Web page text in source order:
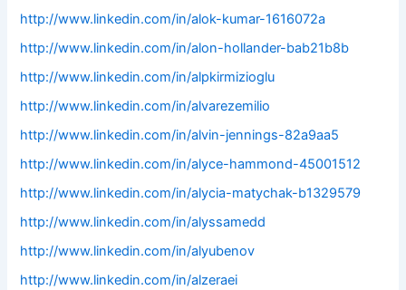
http://www.linkedin.com/in/alok-kumar-1616072a
http://www.linkedin.com/in/alon-hollander-bab21b8b
http://www.linkedin.com/in/alpkirmizioglu
http://www.linkedin.com/in/alvarezemilio
http://www.linkedin.com/in/alvin-jennings-82a9aa5
http://www.linkedin.com/in/alyce-hammond-45001512
http://www.linkedin.com/in/alycia-matychak-b1329579
http://www.linkedin.com/in/alyssamedd
http://www.linkedin.com/in/alyubenov
http://www.linkedin.com/in/alzeraei